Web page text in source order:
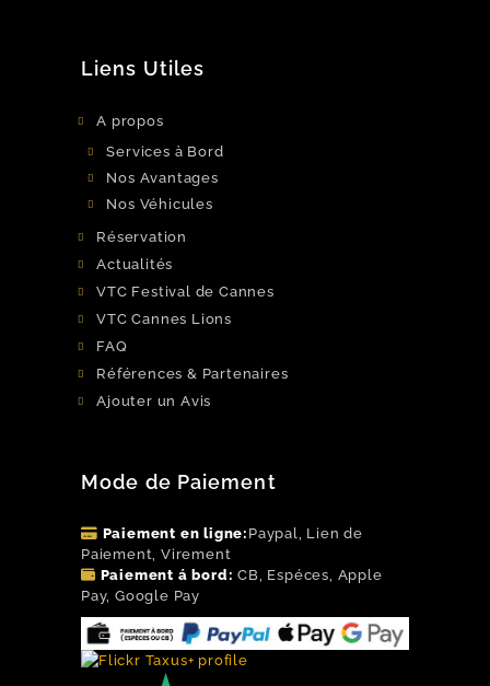
Liens Utiles
A propos
Services à Bord
Nos Avantages
Nos Véhicules
Réservation
Actualités
VTC Festival de Cannes
VTC Cannes Lions
FAQ
Références & Partenaires
Ajouter un Avis
Mode de Paiement
Paiement en ligne: Paypal, Lien de
Paiement, Virement
Paiement á bord: CB, Espéces, Apple
Pay, Google Pay
Flickr